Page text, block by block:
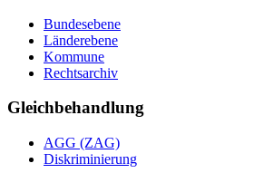
Bundesebene
Länderebene
Kommune
Rechtsarchiv
Gleichbehandlung
AGG (ZAG)
Diskriminierung